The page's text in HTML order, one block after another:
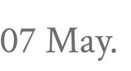
07 May.